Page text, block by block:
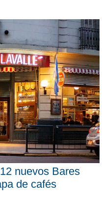
nuevos Bares
de cafés